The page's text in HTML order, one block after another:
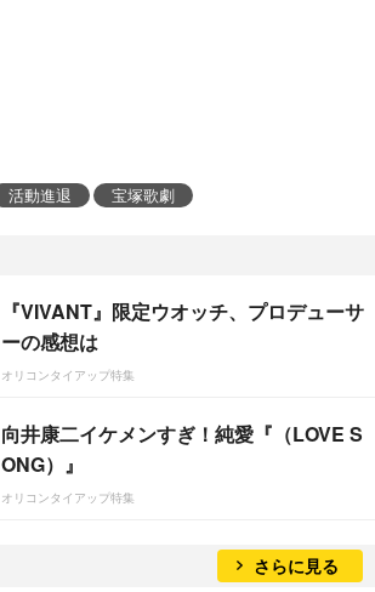
活動進退 宝塚歌劇
『VIVANT』限定ウオッチ、プロデューサ
ーの感想は
オリコンタイアップ特集
向井康二イケメンすぎ！純愛『（LOVE S
ONG）』
オリコンタイアップ特集
さらに見る